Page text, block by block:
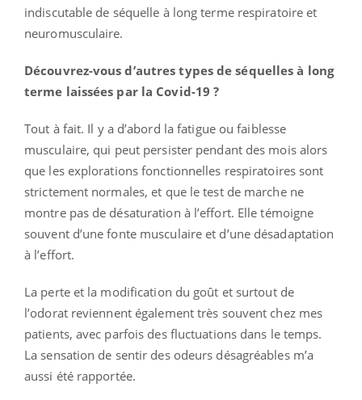
indiscutable de séquelle à long terme respiratoire et
neuromusculaire.
Découvrez-vous d’autres types de séquelles à long
terme laissées par la Covid-19 ?
Tout à fait. Il y a d’abord la fatigue ou faiblesse
musculaire, qui peut persister pendant des mois alors
que les explorations fonctionnelles respiratoires sont
strictement normales, et que le test de marche ne
montre pas de désaturation à l’effort. Elle témoigne
souvent d’une fonte musculaire et d’une désadaptation
à l’effort.
La perte et la modification du goût et surtout de
l’odorat reviennent également très souvent chez mes
patients, avec parfois des fluctuations dans le temps.
La sensation de sentir des odeurs désagréables m’a
aussi été rapportée.